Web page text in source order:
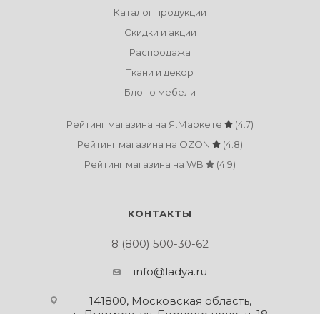
Каталог продукции
Скидки и акции
Распродажа
Ткани и декор
Блог о мебели
Рейтинг магазина на Я.Маркете
(4.7)
Рейтинг магазина на OZON
(4.8)
Рейтинг магазина на WB
(4.9)
КОНТАКТЫ
8 (800) 500-30-62
info@ladya.ru
141800, Московская область,